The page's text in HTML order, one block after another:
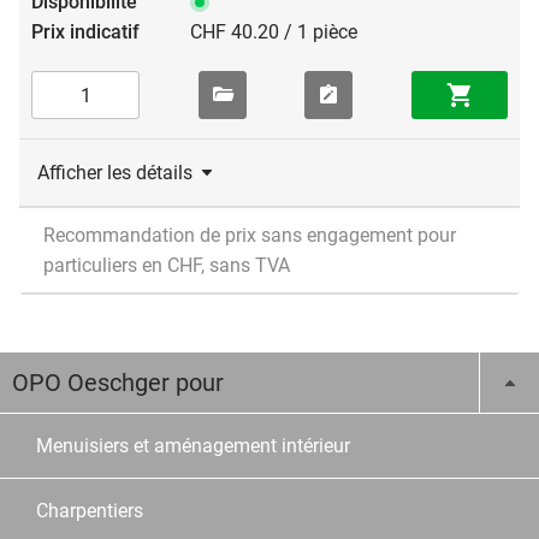
CHF 40.20 / 1 pièce
Afficher les détails
Recommandation de prix sans engagement pour
particuliers en CHF, sans TVA
OPO Oeschger pour
Menuisiers et aménagement intérieur
Charpentiers